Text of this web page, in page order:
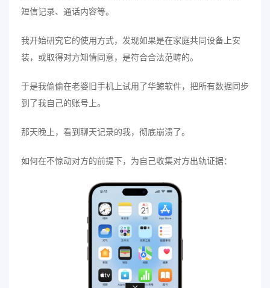
短信记录、通话内容等。
我开始研究它的使用方式，发现如果是在家庭共同设备上安
装，或取得对方知情同意，是符合合法范畴的。
于是我偷偷在老婆旧手机上试用了华鲸软件，把所有数据同步
到了我自己的账号上。
那天晚上，看到聊天记录的我，彻底崩溃了。
如何在不惊动对方的前提下，为自己收集对方出轨证据：